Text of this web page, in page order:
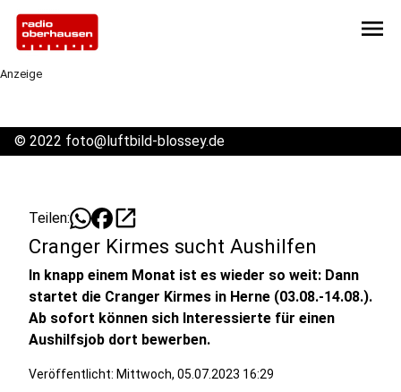
menu
Anzeige
© 2022 foto@luftbild-blossey.de
Teilen: open_in_new
Cranger Kirmes sucht Aushilfen
In knapp einem Monat ist es wieder so weit: Dann
startet die Cranger Kirmes in Herne (03.08.-14.08.).
Ab sofort können sich Interessierte für einen
Aushilfsjob dort bewerben.
Veröffentlicht: Mittwoch, 05.07.2023 16:29